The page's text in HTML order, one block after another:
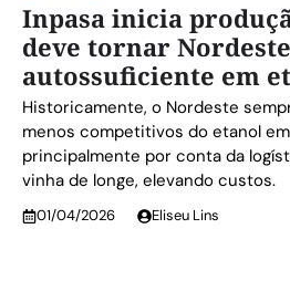
Inpasa inicia
deve tornar Nordeste
autossuficiente em
Historicamente, o Nordeste
menos competitivos do etanol
principalmente por conta da
vinha de longe, elevando custos.
01/04/2026 Eliseu Lins